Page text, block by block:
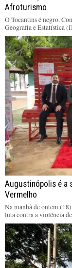
Afroturismo
O Tocantins é negro.
Geografia e Estatística
Augustinópolis é a
Vermelho
Na manhã de ontem
luta contra a violência